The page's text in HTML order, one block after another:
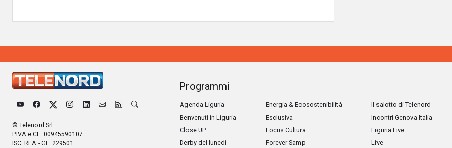
© Telenord Srl
P.IVA e CF: 00945590107
ISC. REA - GE: 229501
Programmi
Agenda Liguria
Benvenuti in Liguria
Close UP
Derby del lunedì
Energia & Ecosostenibilità
Esclusiva
Focus Cultura
Forever Samp
Il salotto di Telenord
Incontri Genova Italia
Liguria Live
Live